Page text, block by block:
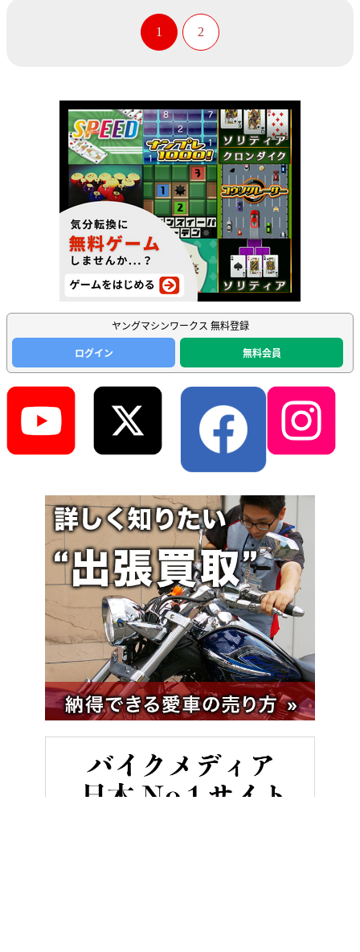
1 2
ヤングマシンワークス 無料登録
ログイン
無料会員